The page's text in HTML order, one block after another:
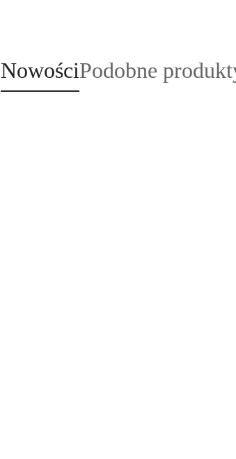
Produkty
o
NowościProdukty
o
Podobne